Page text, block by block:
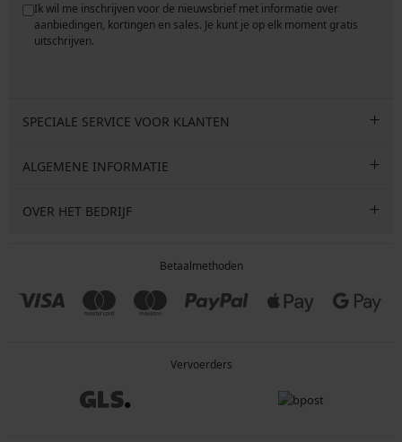
Ik wil me inschrijven voor de nieuwsbrief met informatie over
aanbiedingen, kortingen en sales. Je kunt je op elk moment gratis
uitschrijven.
SPECIALE SERVICE VOOR KLANTEN
ALGEMENE INFORMATIE
OVER HET BEDRIJF
Betaalmethoden
Vervoerders